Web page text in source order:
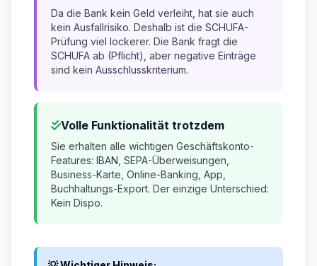
Da die Bank kein Geld verleiht, hat sie auch
kein Ausfallrisiko. Deshalb ist die SCHUFA-
Prüfung viel lockerer. Die Bank fragt die
SCHUFA ab (Pflicht), aber negative Einträge
sind kein Ausschlusskriterium.
Volle Funktionalität trotzdem
Sie erhalten alle wichtigen Geschäftskonto-
Features: IBAN, SEPA-Überweisungen,
Business-Karte, Online-Banking, App,
Buchhaltungs-Export. Der einzige Unterschied:
Kein Dispo.